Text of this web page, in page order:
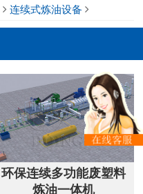
连续式炼油设备
环保连续多功能废塑料
炼油一体机